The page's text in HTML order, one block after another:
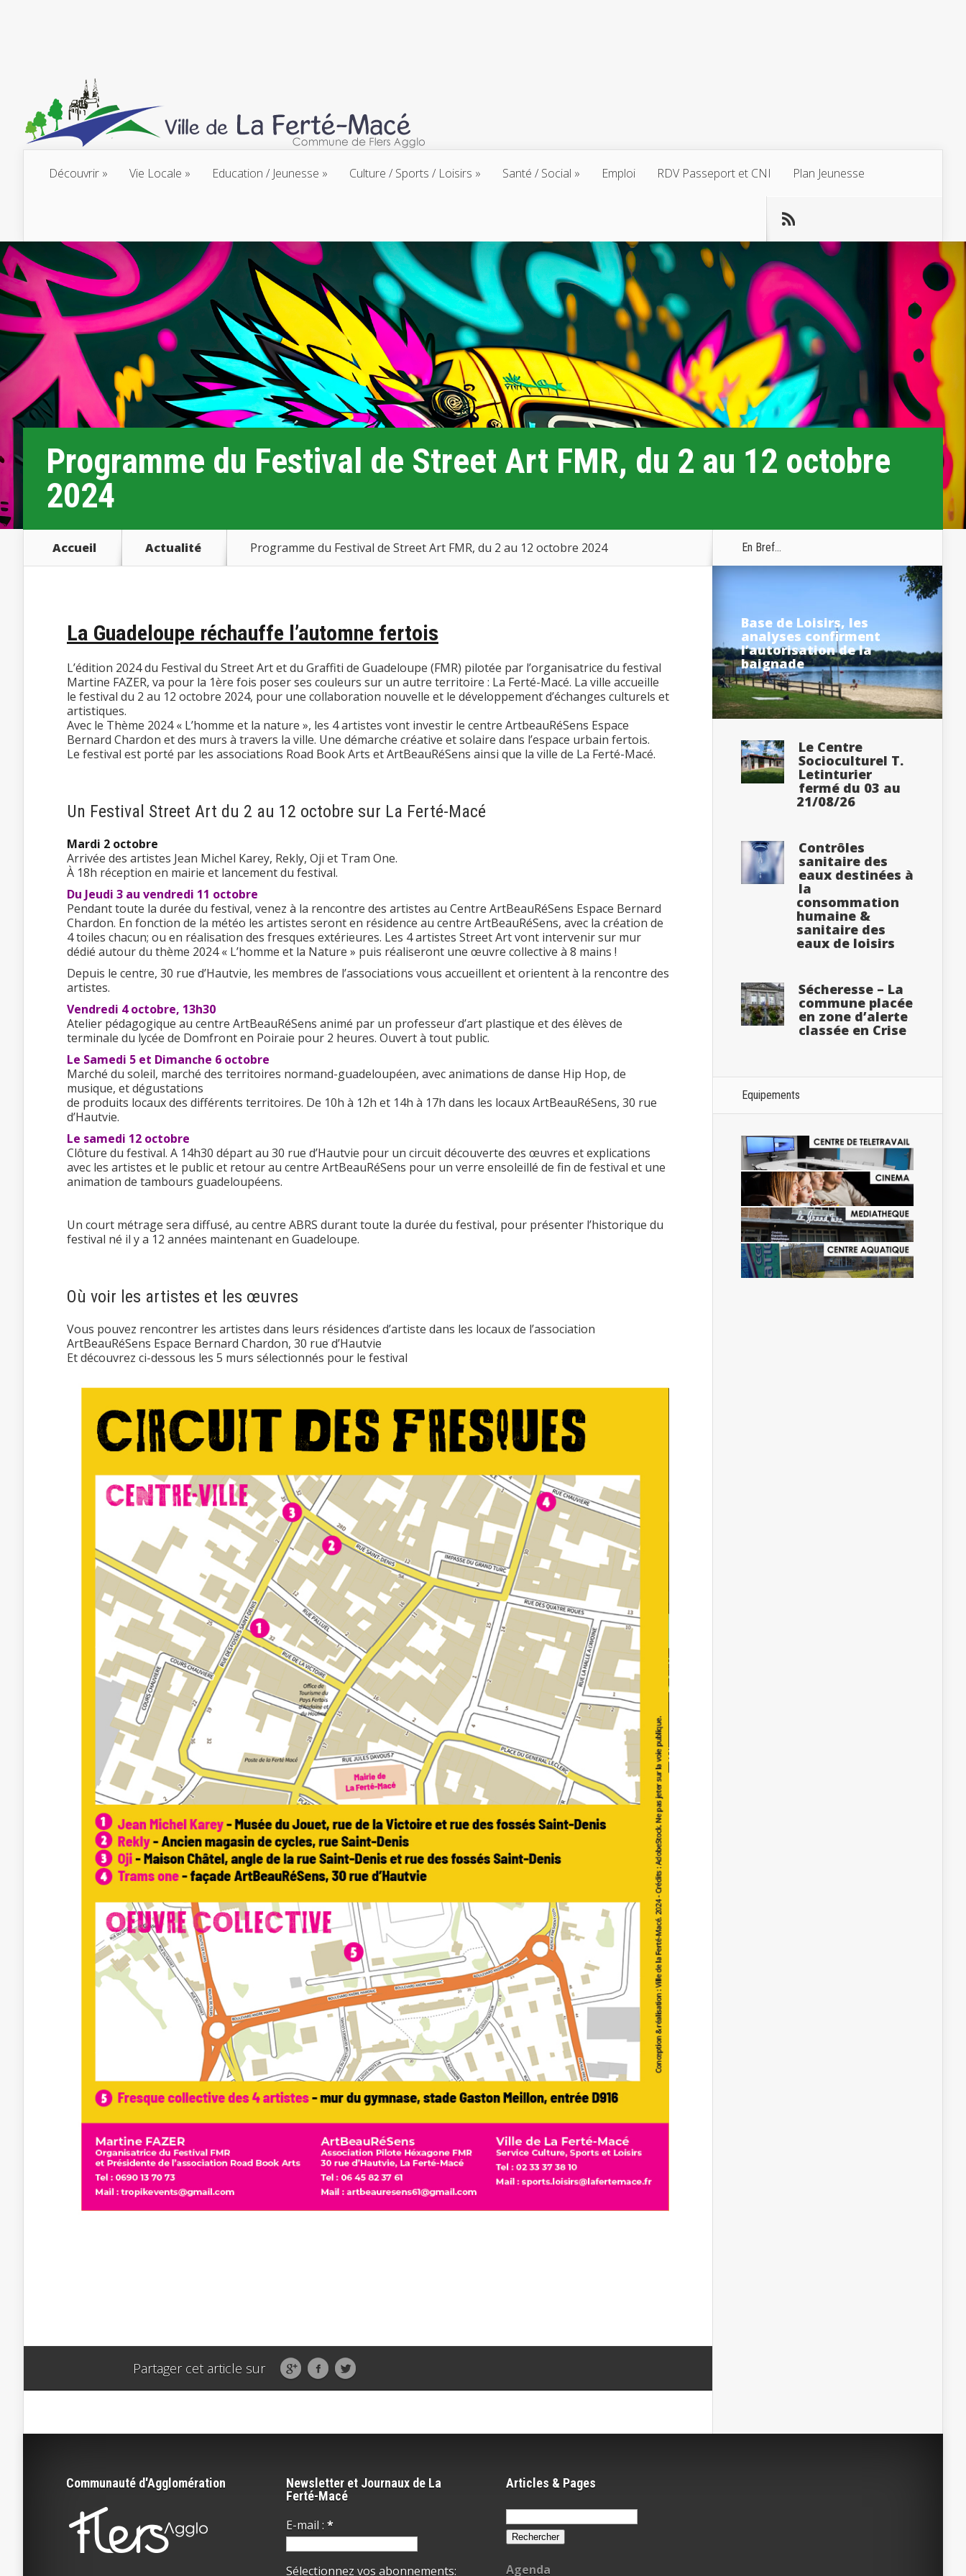
Découvrir Vie Locale Education / Jeunesse Culture / Sports / Loisirs Santé / Social Emploi RDV Passeport et CNI Plan Jeunesse
Programme du Festival de Street Art FMR, du 2 au 12 octobre
2024
Accueil Actualité Programme du Festival de Street Art FMR, du 2 au 12 octobre 2024
La Guadeloupe réchauffe l’automne fertois
L’édition 2024 du Festival du Street Art et du Graffiti de Guadeloupe (FMR) pilotée par l’organisatrice du festival
Martine FAZER, va pour la 1ère fois poser ses couleurs sur un autre territoire : La Ferté-Macé. La ville accueille
le festival du 2 au 12 octobre 2024, pour une collaboration nouvelle et le développement d’échanges culturels et
artistiques.
Avec le Thème 2024 « L’homme et la nature », les 4 artistes vont investir le centre ArtbeauRéSens Espace
Bernard Chardon et des murs à travers la ville. Une démarche créative et solaire dans l’espace urbain fertois.
Le festival est porté par les associations Road Book Arts et ArtBeauRéSens ainsi que la ville de La Ferté-Macé.
Un Festival Street Art du 2 au 12 octobre sur La Ferté-Macé
Mardi 2 octobre
Arrivée des artistes Jean Michel Karey, Rekly, Oji et Tram One.
À 18h réception en mairie et lancement du festival.
Du Jeudi 3 au vendredi 11 octobre
Pendant toute la durée du festival, venez à la rencontre des artistes au Centre ArtBeauRéSens Espace Bernard
Chardon. En fonction de la météo les artistes seront en résidence au centre ArtBeauRéSens, avec la création de
4 toiles chacun; ou en réalisation des fresques extérieures. Les 4 artistes Street Art vont intervenir sur mur
dédié autour du thème 2024 « L’homme et la Nature » puis réaliseront une œuvre collective à 8 mains !
Depuis le centre, 30 rue d’Hautvie, les membres de l’associations vous accueillent et orientent à la rencontre des
artistes.
Vendredi 4 octobre, 13h30
Atelier pédagogique au centre ArtBeauRéSens animé par un professeur d’art plastique et des élèves de
terminale du lycée de Domfront en Poiraie pour 2 heures. Ouvert à tout public.
Le Samedi 5 et Dimanche 6 octobre
Marché du soleil, marché des territoires normand-guadeloupéen, avec animations de danse Hip Hop, de
musique, et dégustations
de produits locaux des différents territoires. De 10h à 12h et 14h à 17h dans les locaux ArtBeauRéSens, 30 rue
d’Hautvie.
Le samedi 12 octobre
Clôture du festival. A 14h30 départ au 30 rue d’Hautvie pour un circuit découverte des œuvres et explications
avec les artistes et le public et retour au centre ArtBeauRéSens pour un verre ensoleillé de fin de festival et une
animation de tambours guadeloupéens.
Un court métrage sera diffusé, au centre ABRS durant toute la durée du festival, pour présenter l’historique du
festival né il y a 12 années maintenant en Guadeloupe.
Où voir les artistes et les œuvres
Vous pouvez rencontrer les artistes dans leurs résidences d’artiste dans les locaux de l’association
ArtBeauRéSens Espace Bernard Chardon, 30 rue d’Hautvie
Et découvrez ci-dessous les 5 murs sélectionnés pour le festival
Partager cet article sur
En Bref...
Base de Loisirs, les
analyses confirment
l’autorisation de la
baignade
Le Centre
Socioculturel T.
Letinturier
fermé du 03 au
21/08/26
Contrôles
sanitaire des
eaux destinées à
la
consommation
humaine &
sanitaire des
eaux de loisirs
Sécheresse – La
commune placée
en zone d’alerte
classée en Crise
Equipements
Communauté d'Agglomération
Newsletter et Journaux de La
Ferté-Macé
E-mail : *
Sélectionnez vos abonnements:
Articles & Pages
Rechercher :
Agenda